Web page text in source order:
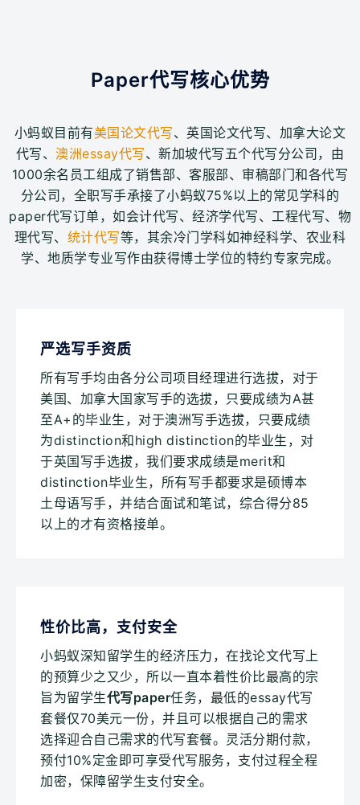
Paper代写核心优势
小蚂蚁目前有美国论文代写、英国论文代写、加拿大论文
代写、澳洲essay代写、新加坡代写五个代写分公司，由
1000余名员工组成了销售部、客服部、审稿部门和各代写
分公司，全职写手承接了小蚂蚁75%以上的常见学科的
paper代写订单，如会计代写、经济学代写、工程代写、物
理代写、 统计代写等，其余冷门学科如神经科学、农业科
学、地质学专业写作由获得博士学位的特约专家完成。
严选写手资质
所有写手均由各分公司项目经理进行选拔，对于
美国、加拿大国家写手的选拔，只要成绩为A甚
至A+的毕业生，对于澳洲写手选拔，只要成绩
为distinction和high distinction的毕业生，对
于英国写手选拔，我们要求成绩是merit和
distinction毕业生，所有写手都要求是硕博本
土母语写手，并结合面试和笔试，综合得分85
以上的才有资格接单。
性价比高，支付安全
小蚂蚁深知留学生的经济压力，在找论文代写上
的预算少之又少，所以一直本着性价比最高的宗
旨为留学生代写paper任务，最低的essay代写
套餐仅70美元一份，并且可以根据自己的需求
选择迎合自己需求的代写套餐。灵活分期付款，
预付10%定金即可享受代写服务，支付过程全程
加密，保障留学生支付安全。